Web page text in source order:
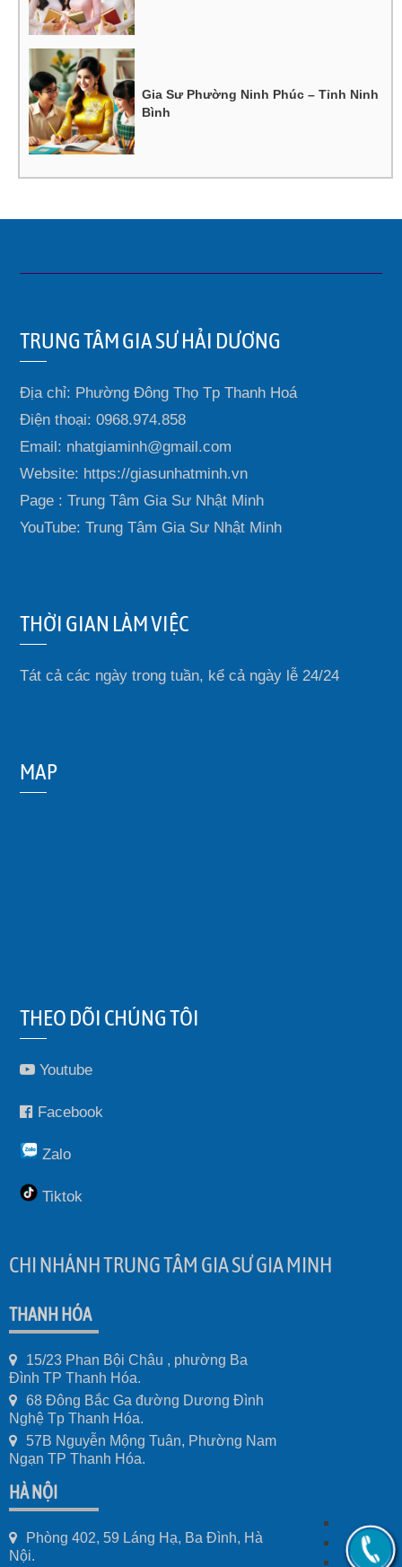
Gia Sư Phường Ninh Phúc – Tỉnh Ninh
Bình
TRUNG TÂM GIA SƯ HẢI DƯƠNG
Địa chỉ: Phường Đông Thọ Tp Thanh Hoá
Điện thoại: 0968.974.858
Email: nhatgiaminh@gmail.com
Website: https://giasunhatminh.vn
Page : Trung Tâm Gia Sư Nhật Minh
YouTube: Trung Tâm Gia Sư Nhật Minh
THỜI GIAN LÀM VIỆC
Tát cả các ngày trong tuần, kể cả ngày lễ 24/24
MAP
THEO DÕI CHÚNG TÔI
Youtube
Facebook
Zalo
Tiktok
CHI NHÁNH TRUNG TÂM GIA SƯ GIA MINH
THANH HÓA
15/23 Phan Bội Châu , phường Ba
Đình TP Thanh Hóa.
68 Đông Bắc Ga đường Dương Đình
Nghệ Tp Thanh Hóa.
57B Nguyễn Mộng Tuân, Phường Nam
Ngạn TP Thanh Hóa.
HÀ NỘI
Phòng 402, 59 Láng Hạ, Ba Đình, Hà
Nội.